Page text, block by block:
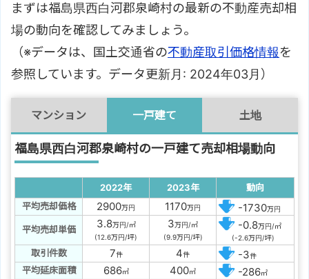
まずは福島県西白河郡泉崎村の最新の不動産売却相
場の動向を確認してみましょう。
（※データは、国土交通省の不動産取引価格情報を
参照しています。データ更新月: 2024年03月）
マンション 一戸建て 土地
福島県西白河郡泉崎村の一戸建て売却相場動向
2022年 2023年
動向
平均売却価格
2900万円 1170万円 -1730万円
平均売却単価 3.8万円/㎡
(12.6万円/坪)
3万円/㎡
(9.9万円/坪)
-0.8万円/㎡
(-2.6万円/坪)
取引件数 7件 4件 -3件
平均延床面積 686㎡ 400㎡ -286㎡